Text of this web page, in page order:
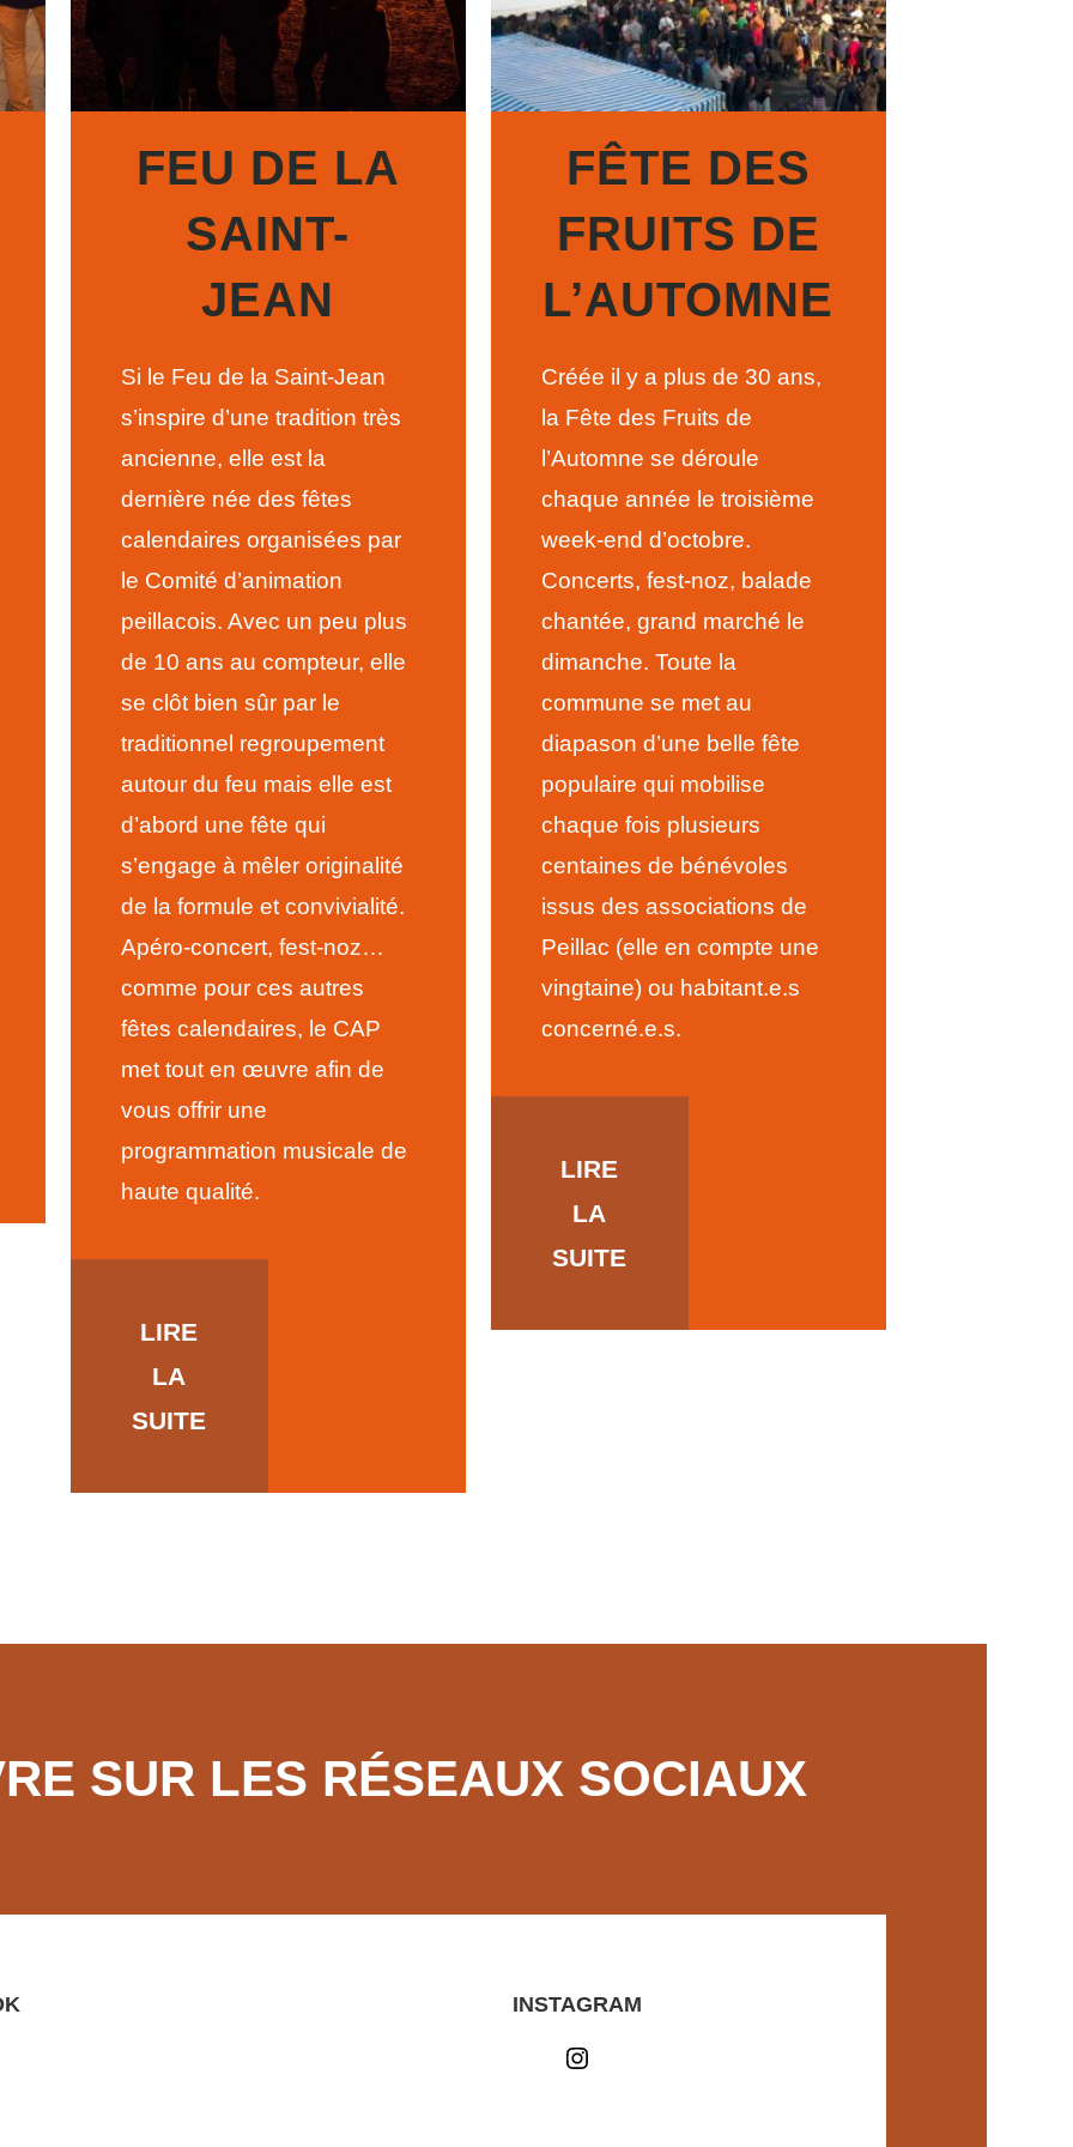
FEU DE LA
SAINT-
JEAN
Si le Feu de la Saint-Jean
s’inspire d’une tradition très
ancienne, elle est la
dernière née des fêtes
calendaires organisées par
le Comité d’animation
peillacois. Avec un peu plus
de 10 ans au compteur, elle
se clôt bien sûr par le
traditionnel regroupement
autour du feu mais elle est
d’abord une fête qui
s’engage à mêler originalité
de la formule et convivialité.
Apéro-concert, fest-noz…
comme pour ces autres
fêtes calendaires, le CAP
met tout en œuvre afin de
vous offrir une
programmation musicale de
haute qualité.
LIRE
LA
SUITE
FÊTE DES
FRUITS DE
L’AUTOMNE
Créée il y a plus de 30 ans,
la Fête des Fruits de
l’Automne se déroule
chaque année le troisième
week-end d’octobre.
Concerts, fest-noz, balade
chantée, grand marché le
dimanche. Toute la
commune se met au
diapason d’une belle fête
populaire qui mobilise
chaque fois plusieurs
centaines de bénévoles
issus des associations de
Peillac (elle en compte une
vingtaine) ou habitant.e.s
concerné.e.s.
LIRE
LA
SUITE
SUR LES RÉSEAUX SOCIAUX
INSTAGRAM
Instagram